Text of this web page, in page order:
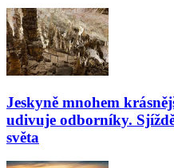
Jeskyně mnohem
udivuje odborníky.
světa